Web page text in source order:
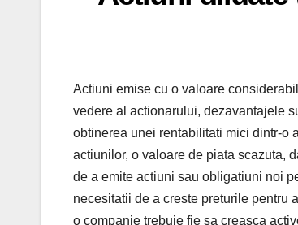
Actiuni emise cu o valoare
vedere al actionarului, dezavantajele
obtinerea unei rentabilitati mici dintr-o
actiunilor, o valoare de piata scazuta,
de a emite actiuni sau obligatiuni noi
necesitatii de a creste preturile pentru
o companie trebuie fie sa creasca